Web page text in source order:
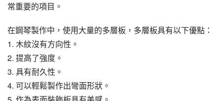
常重要的項目。
在鋼琴製作中，使用大量的多層板，多層板具有以下優點：
1. 木紋沒有方向性。
2. 提高了強度。
3. 具有耐久性。
4. 可以輕鬆製作出彎面形狀。